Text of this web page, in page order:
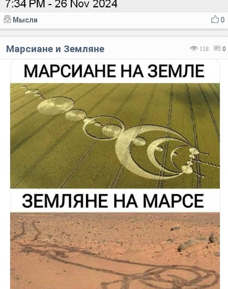
0
Мысли
118 0
Марсиане и Земляне